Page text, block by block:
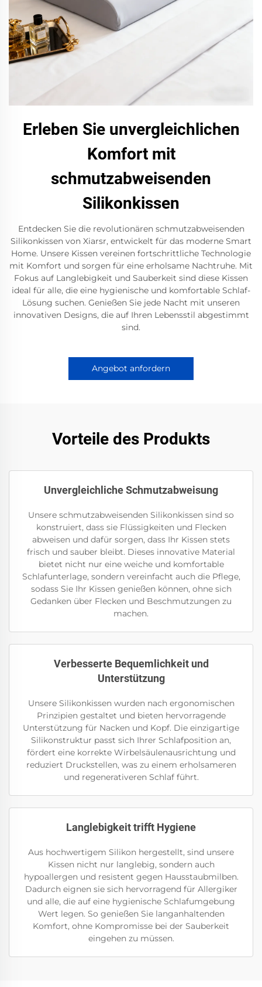
Erleben Sie unvergleichlichen
Komfort mit
schmutzabweisenden
Silikonkissen
Entdecken Sie die revolutionären schmutzabweisenden
Silikonkissen von Xiarsr, entwickelt für das moderne Smart
Home. Unsere Kissen vereinen fortschrittliche Technologie
mit Komfort und sorgen für eine erholsame Nachtruhe. Mit
Fokus auf Langlebigkeit und Sauberkeit sind diese Kissen
ideal für alle, die eine hygienische und komfortable Schlaf-
Lösung suchen. Genießen Sie jede Nacht mit unseren
innovativen Designs, die auf Ihren Lebensstil abgestimmt
sind.
Angebot anfordern
Vorteile des Produkts
Unvergleichliche Schmutzabweisung
Unsere schmutzabweisenden Silikonkissen sind so
konstruiert, dass sie Flüssigkeiten und Flecken
abweisen und dafür sorgen, dass Ihr Kissen stets
frisch und sauber bleibt. Dieses innovative Material
bietet nicht nur eine weiche und komfortable
Schlafunterlage, sondern vereinfacht auch die Pflege,
sodass Sie Ihr Kissen genießen können, ohne sich
Gedanken über Flecken und Beschmutzungen zu
machen.
Verbesserte Bequemlichkeit und
Unterstützung
Unsere Silikonkissen wurden nach ergonomischen
Prinzipien gestaltet und bieten hervorragende
Unterstützung für Nacken und Kopf. Die einzigartige
Silikonstruktur passt sich Ihrer Schlafposition an,
fördert eine korrekte Wirbelsäulenausrichtung und
reduziert Druckstellen, was zu einem erholsameren
und regenerativeren Schlaf führt.
Langlebigkeit trifft Hygiene
Aus hochwertigem Silikon hergestellt, sind unsere
Kissen nicht nur langlebig, sondern auch
hypoallergen und resistent gegen Hausstaubmilben.
Dadurch eignen sie sich hervorragend für Allergiker
und alle, die auf eine hygienische Schlafumgebung
Wert legen. So genießen Sie langanhaltenden
Komfort, ohne Kompromisse bei der Sauberkeit
eingehen zu müssen.